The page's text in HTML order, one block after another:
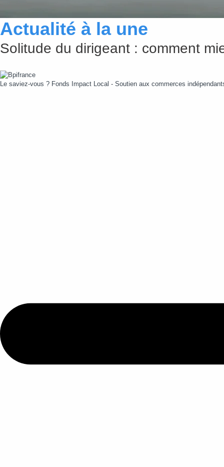
Actualité à la une
Solitude du dirigeant : comment
Le saviez-vous ? Fonds Impact Local - Soutien aux commerces